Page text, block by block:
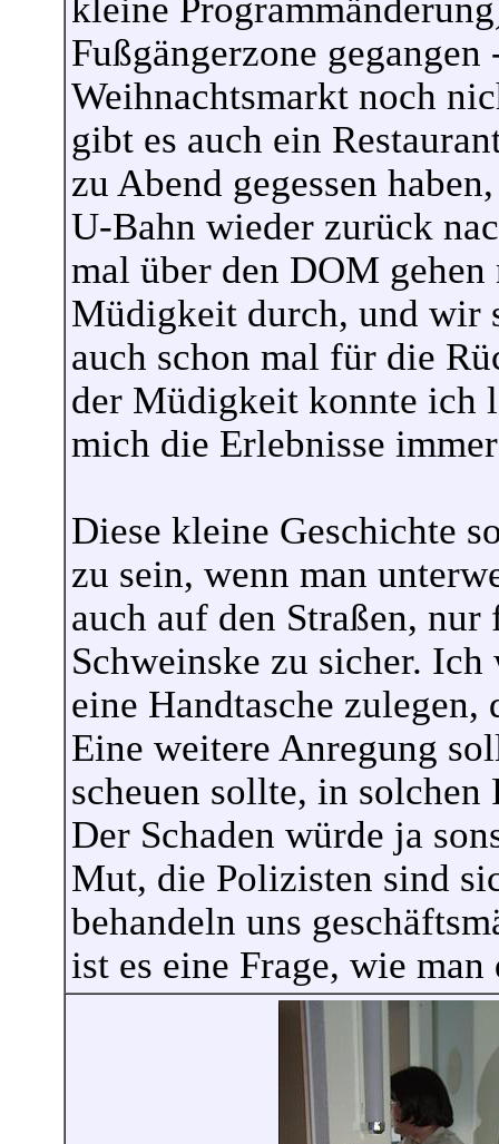
kleine
Fußgängerzone
Weihnachtsmarkt noch
gibt es auch ein
zu Abend gegessen
U-Bahn wieder zurück
mal über den DOM gehen
Müdigkeit durch, und wir
auch schon mal für die
der Müdigkeit konnte ich
mich die Erlebnisse
Diese kleine Geschichte
zu sein, wenn man
auch auf den Straßen,
Schweinske zu sicher.
eine Handtasche
Eine weitere Anregung
scheuen sollte, in
Der Schaden würde ja
Mut, die Polizisten sind
behandeln uns
ist es eine Frage, wie